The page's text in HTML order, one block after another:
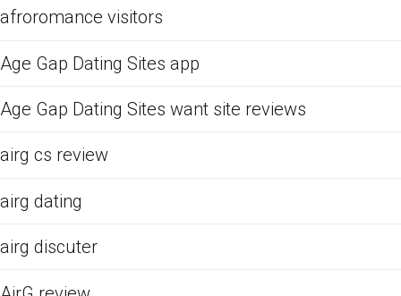
afroromance visitors
Age Gap Dating Sites app
Age Gap Dating Sites want site reviews
airg cs review
airg dating
airg discuter